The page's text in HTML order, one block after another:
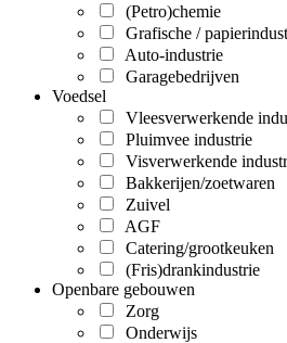
(Petro)chemie
Grafische /
Auto-industrie
Garagebedrijven
Voedsel
Vleesverwerkende
Pluimvee industrie
Visverwerkende
Bakkerijen/zoetwaren
Zuivel
AGF
Catering/grootkeuken
(Fris)drankindustrie
Openbare gebouwen
Zorg
Onderwijs